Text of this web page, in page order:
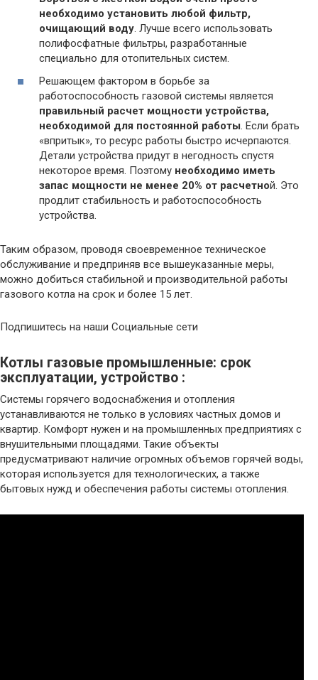
необходимо установить любой фильтр,
очищающий воду. Лучше всего использовать
полифосфатные фильтры, разработанные
специально для отопительных систем.
Решающем фактором в борьбе за
работоспособность газовой системы является
правильный расчет мощности устройства,
необходимой для постоянной работы. Если брать
«впритык», то ресурс работы быстро исчерпаются.
Детали устройства придут в негодность спустя
некоторое время. Поэтому необходимо иметь
запас мощности не менее 20% от расчетной. Это
продлит стабильность и работоспособность
устройства.
Таким образом, проводя своевременное техническое
обслуживание и предприняв все вышеуказанные меры,
можно добиться стабильной и производительной работы
газового котла на срок и более 15 лет.
Подпишитесь на наши Социальные сети
Котлы газовые промышленные: срок
эксплуатации, устройство :
Системы горячего водоснабжения и отопления
устанавливаются не только в условиях частных домов и
квартир. Комфорт нужен и на промышленных предприятиях с
внушительными площадями. Такие объекты
предусматривают наличие огромных объемов горячей воды,
которая используется для технологических, а также
бытовых нужд и обеспечения работы системы отопления.